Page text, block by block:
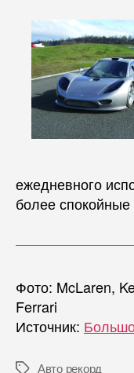
ежедневного
более
Фото: McLaren,
Ferrari
Источник:
МеткиАвто рекорд